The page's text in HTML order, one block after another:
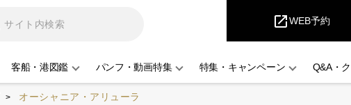
open_in_newWEB予約
客船・港図鑑 パンフ・動画特集 特集・キャンペーン Q&A・
オーシャニア・アリューラ